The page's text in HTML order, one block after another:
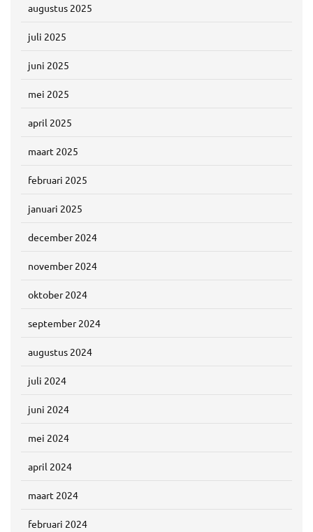
augustus 2025
juli 2025
juni 2025
mei 2025
april 2025
maart 2025
februari 2025
januari 2025
december 2024
november 2024
oktober 2024
september 2024
augustus 2024
juli 2024
juni 2024
mei 2024
april 2024
maart 2024
februari 2024